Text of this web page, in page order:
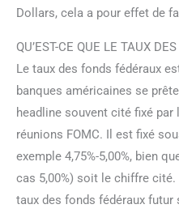
Dollars, cela a pour effet de
QU’EST-CE QUE LE TAUX
Le taux des fonds fédéraux
banques américaines se
headline souvent cité fixé
réunions FOMC. Il est fixé
exemple 4,75%-5,00%, bien
cas 5,00%) soit le chiffre
taux des fonds fédéraux futur